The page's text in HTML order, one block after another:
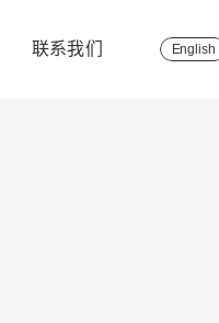
联系我们 English